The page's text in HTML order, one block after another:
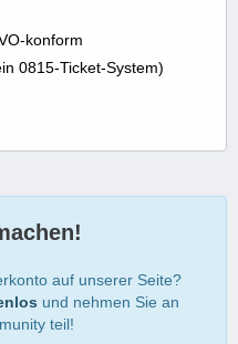
konform
0815-Ticket-System)
auf unserer Seite?
und nehmen Sie an
teil!